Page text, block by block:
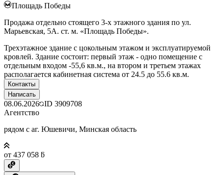
Площадь Победы
Продажа отдельно стоящего 3-х этажного здания по ул.
Марьевская, 5А. ст. м. «Площадь Победы».
Трехэтажное здание с цокольным этажом и эксплуатируемой
кровлей. Здание состоит: первый этаж - одно помещение с
отдельным входом -55,6 кв.м., на втором и третьем этажах
располагается кабинетная система от 24.5 до 55.6 кв.м.
Контакты
Написать
08.06.2026 ID 3909708
Агентство
рядом с аг. Юшевичи, Минская область
от 437 058 ƃ